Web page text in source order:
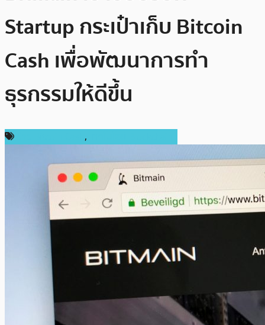
Startup กระเป๋าเก็บ Bitcoin
Cash เพื่อพัฒนาการทำ
ธุรกรรมให้ดีขึ้น
,